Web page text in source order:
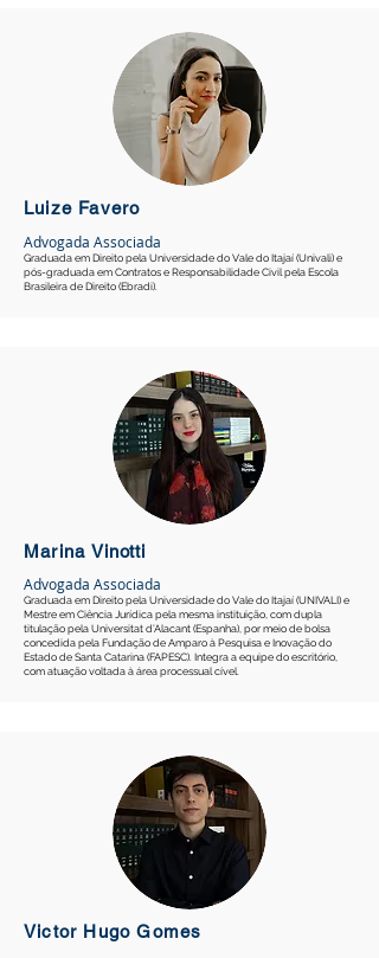
Luize Favero
Advogada Associada
Graduada em Direito pela Universidade do Vale do Itajaí (Univali) e
pós-graduada em Contratos e Responsabilidade Civil pela Escola
Brasileira de Direito (Ebradi).
MarinaVinotti
Advogada Associada
Graduada em Direito pela Universidade do Vale do Itajaí (UNIVALI) e
Mestre em Ciência Jurídica pela mesma instituição, com dupla
titulação pela Universitat d’Alacant (Espanha), por meio de bolsa
concedida pela Fundação de Amparo à Pesquisa e Inovação do
Estado de Santa Catarina (FAPESC). Integra a equipe do escritório,
com atuação voltada à área processual cível.
Victor Hugo Gomes